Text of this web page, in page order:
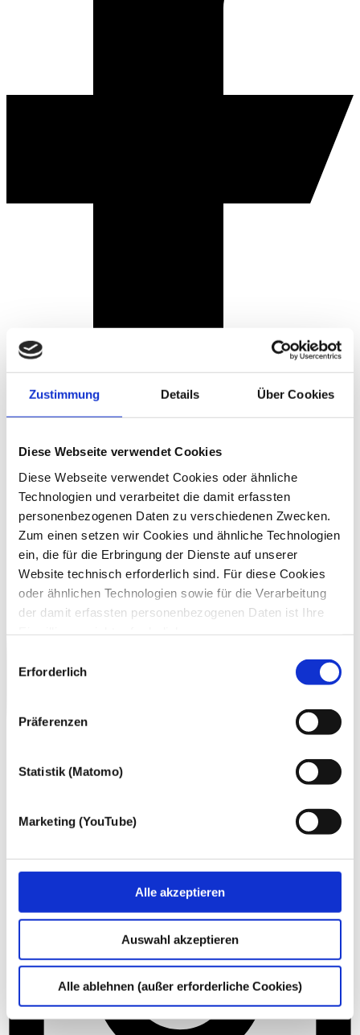
Zustimmung Details Über Cookies
Diese Webseite verwendet Cookies
Diese Webseite verwendet Cookies oder ähnliche
Technologien und verarbeitet die damit erfassten
personenbezogenen Daten zu verschiedenen Zwecken.
Zum einen setzen wir Cookies und ähnliche Technologien
ein, die für die Erbringung der Dienste auf unserer
Website technisch erforderlich sind. Für diese Cookies
oder ähnlichen Technologien sowie für die Verarbeitung
der damit erfassten personenbezogenen Daten ist Ihre
mit Ihrer ausdrücklichen Einwilligung einsetzen und die
Erforderlich
Präferenzen
Statistik (Matomo)
Marketing (YouTube)
Alle akzeptieren
Auswahl akzeptieren
Alle ablehnen (außer erforderliche Cookies)